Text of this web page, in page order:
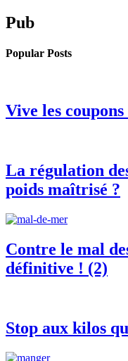
Pub
Popular Posts
Vive les
La régulation
poids maîtrisé ?
Contre le mal
définitive ! (2)
Stop aux kilos